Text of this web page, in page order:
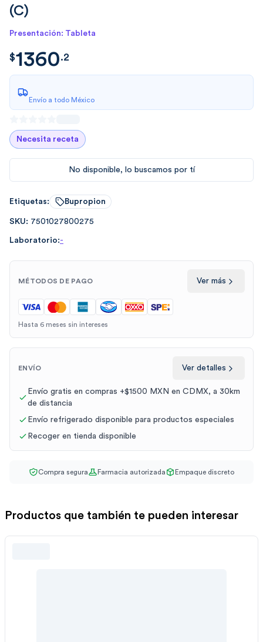
(C)
Presentación: Tableta
$1360.2
$1360.2
Envío a todo México
Necesita receta
No disponible, lo buscamos por tí
Etiquetas: Bupropion
SKU: 7501027800275
Laboratorio:-
MÉTODOS DE PAGO Ver más
Hasta 6 meses sin intereses
ENVÍO Ver detalles
Envío gratis en compras +$1500 MXN en CDMX, a 30km
de distancia
Envío refrigerado disponible para productos especiales
Recoger en tienda disponible
Compra segura Farmacia autorizada Empaque discreto
Productos que también te pueden interesar